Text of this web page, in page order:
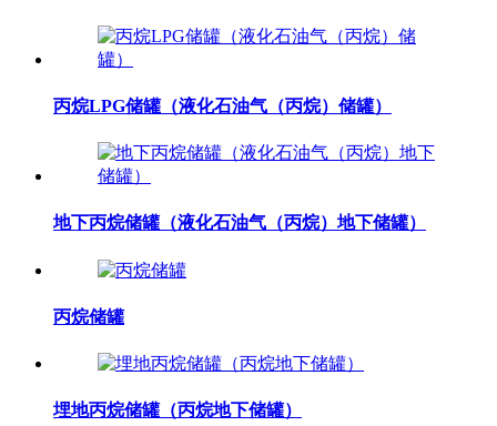
丙烷LPG储罐（液化石油气（丙烷）储罐）
地下丙烷储罐（液化石油气（丙烷）地下储罐）
丙烷储罐
埋地丙烷储罐（丙烷地下储罐）